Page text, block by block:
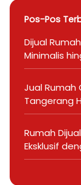
Pos-Pos
Dijual
Minimalis
Jual Rumah
Tangerang
Rumah
Eksklusif